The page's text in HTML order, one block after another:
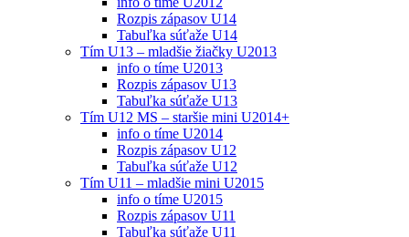
Rozpis zápasov U14
Tabuľka súťaže U14
Tím U13 – mladšie žiačky U2013
info o tíme U2013
Rozpis zápasov U13
Tabuľka súťaže U13
Tím U12 MS – staršie mini U2014+
info o tíme U2014
Rozpis zápasov U12
Tabuľka súťaže U12
Tím U11 – mladšie mini U2015
info o tíme U2015
Rozpis zápasov U11
Tabuľka súťaže U11